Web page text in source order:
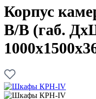
Корпус
В/В (габ.